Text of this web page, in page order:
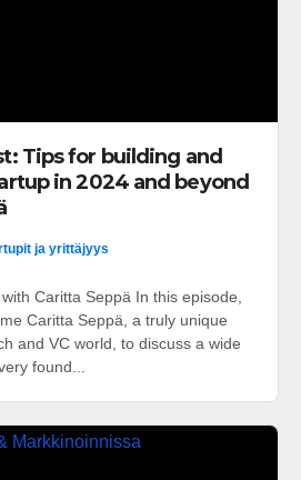
Tips for building and
in 2024 and beyond
ja yrittäjyys
Caritta Seppä In this episode,
Caritta Seppä, a truly unique
and VC world, to discuss a wide
found...